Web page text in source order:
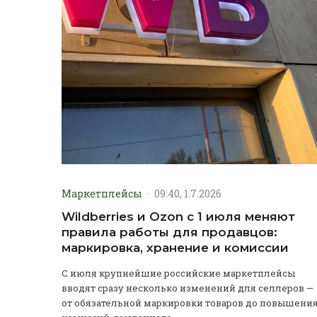
Маркетплейсы · 09:40, 1.7.2026
Wildberries и Ozon с 1 июля меняют
правила работы для продавцов:
маркировка, хранение и комиссии
С июля крупнейшие российские маркетплейсы
вводят сразу несколько изменений для селлеров —
от обязательной маркировки товаров до